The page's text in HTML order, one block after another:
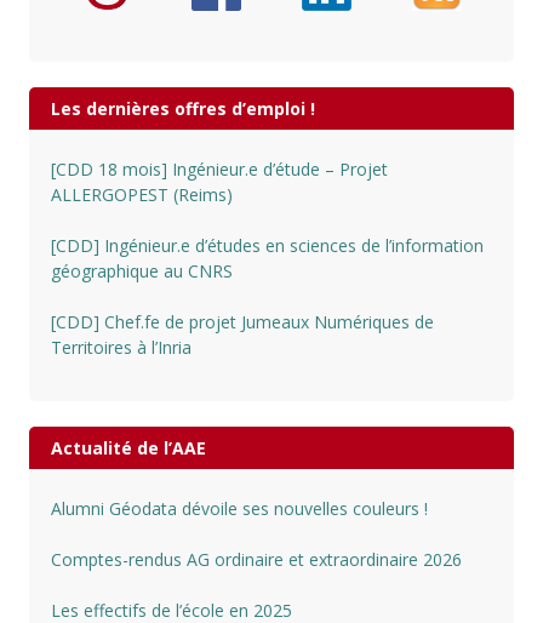
Les dernières offres d’emploi !
[CDD 18 mois] Ingénieur.e d’étude – Projet
ALLERGOPEST (Reims)
[CDD] Ingénieur.e d’études en sciences de l’information
géographique au CNRS
[CDD] Chef.fe de projet Jumeaux Numériques de
Territoires à l’Inria
Actualité de l’AAE
Alumni Géodata dévoile ses nouvelles couleurs !
Comptes-rendus AG ordinaire et extraordinaire 2026
Les effectifs de l’école en 2025